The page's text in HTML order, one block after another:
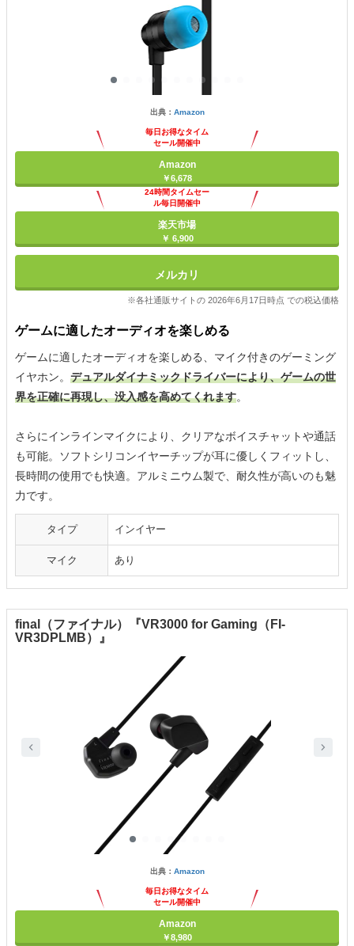
出典： Amazon
毎日お得なタイム
セール開催中
Amazon
￥6,678
24時間タイムセー
ル毎日開催中
楽天市場
￥ 6,900
メルカリ
※各社通販サイトの 2026年6月17日時点 での税込価格
ゲームに適したオーディオを楽しめる
ゲームに適したオーディオを楽しめる、マイク付きのゲーミング
イヤホン。 デュアルダイナミックドライバーにより、ゲームの世
界を正確に再現し、没入感を高めてくれます。
さらにインラインマイクにより、クリアなボイスチャットや通話
も可能。ソフトシリコンイヤーチップが耳に優しくフィットし、
長時間の使用でも快適。アルミニウム製で、耐久性が高いのも魅
力です。
タイプ インイヤー
マイク あり
final（ファイナル）『VR3000 for Gaming（FI-
VR3DPLMB）』
出典： Amazon
毎日お得なタイム
セール開催中
Amazon
￥8,980